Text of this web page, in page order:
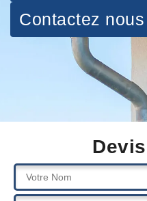
Contactez nous